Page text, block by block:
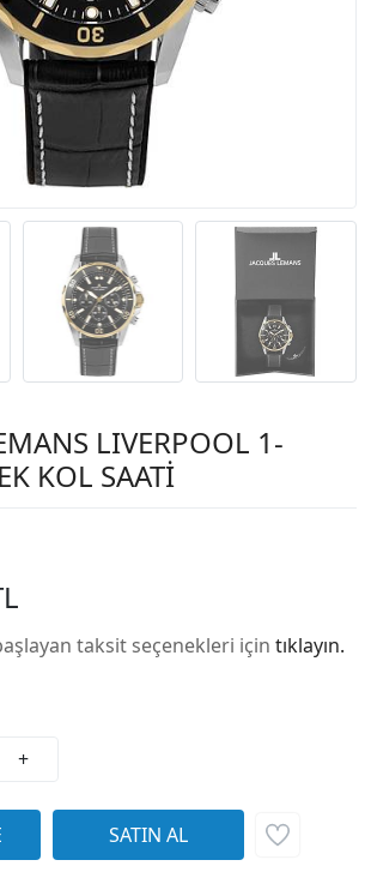
LIVERPOOL 1-
KOL SAATİ
taksit seçenekleri için tıklayın.
+